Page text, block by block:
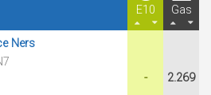
E10 Gas
Ners
- 2.269